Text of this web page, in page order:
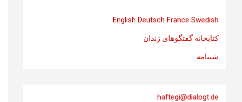
English Deutsch France Swedish
کتابخانه گفتگوهای زندان
شبنامه
haftegi@dialogt.de